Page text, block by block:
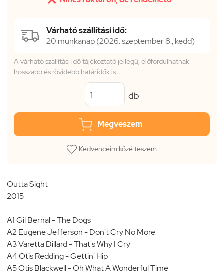
Várható szállítási idő:
20 munkanap (2026. szeptember 8., kedd)
A várható szállítási idő tájékoztató jellegű, előfordulhatnak
hosszabb és rövidebb határidők is
db
Megveszem
Kedvenceim közé teszem
Outta Sight
2015
A1 Gil Bernal - The Dogs
A2 Eugene Jefferson - Don't Cry No More
A3 Varetta Dillard - That's Why I Cry
A4 Otis Redding - Gettin' Hip
A5 Otis Blackwell - Oh What A Wonderful Time